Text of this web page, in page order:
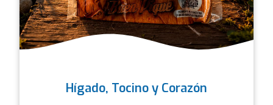
Hígado, Tocino y Corazón